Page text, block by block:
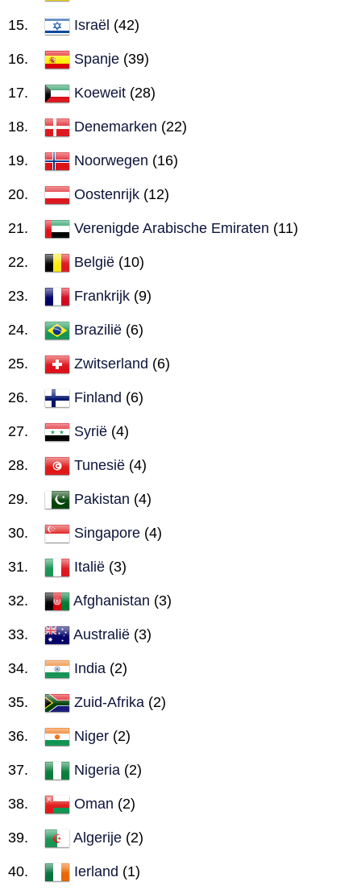
Israël (42)
Spanje (39)
Koeweit (28)
Denemarken (22)
Noorwegen (16)
Oostenrijk (12)
Verenigde Arabische Emiraten (11)
België (10)
Frankrijk (9)
Brazilië (6)
Zwitserland (6)
Finland (6)
Syrië (4)
Tunesië (4)
Pakistan (4)
Singapore (4)
Italië (3)
Afghanistan (3)
Australië (3)
India (2)
Zuid-Afrika (2)
Niger (2)
Nigeria (2)
Oman (2)
Algerije (2)
Ierland (1)